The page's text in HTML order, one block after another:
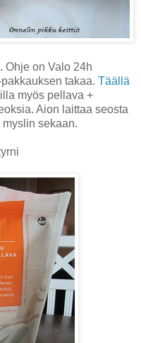
Ohje on Valo 24h
takaa. Täällä
myös pellava +
Aion laittaa seosta
sekaan.